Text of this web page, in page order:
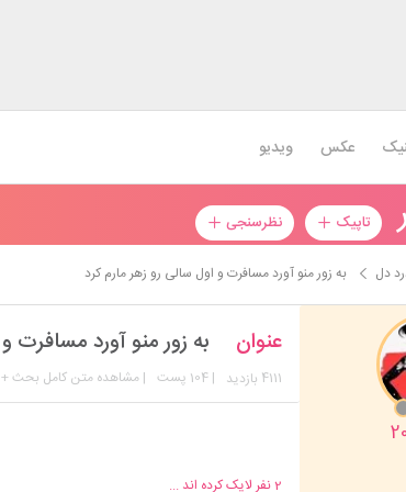
عکس ویدیو
تاپیک نظرسنجی
دل به زور منو آورد مسافرت و اول سالی رو زهر مارم کرد
عنوان به زور منو آورد مسافرت
| مشاهده متن کامل بحث + 4111 بازدید | 104 پست
2نفر لایک کرده اند ...